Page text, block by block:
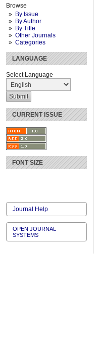
Browse
By Issue
By Author
By Title
Other Journals
Categories
LANGUAGE
Select Language
CURRENT ISSUE
FONT SIZE
Journal Help
OPEN JOURNAL
SYSTEMS